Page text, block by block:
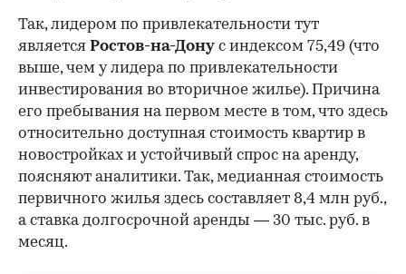
Так, лидером по привлекательности тут
является Ростов-на-Дону с индексом 75,49 (что
выше, чем у лидера по привлекательности
инвестирования во вторичное жилье). Причина
его пребывания на первом месте в том, что здесь
относительно доступная стоимость квартир в
новостройках и устойчивый спрос на аренду,
поясняют аналитики. Так, медианная стоимость
первичного жилья здесь составляет 8,4 млн руб.,
а ставка долгосрочной аренды — 30 тыс. руб. в
месяц.